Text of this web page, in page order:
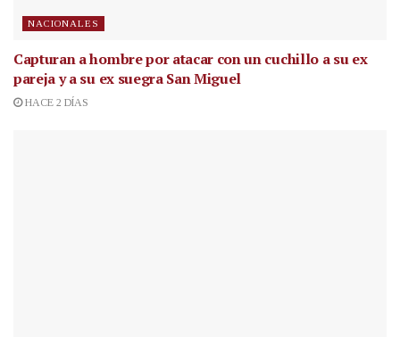
NACIONALES
Capturan a hombre por atacar con un cuchillo a su ex
pareja y a su ex suegra San Miguel
HACE 2 DÍAS